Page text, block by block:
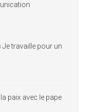
Je travaille pour un
paix avec le pape